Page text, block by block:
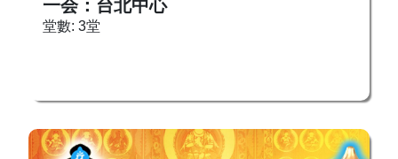
课，您将掌握： ✅观相念佛：将佛像“拍照”存入脑
佛相清明光亮，收心念佛，心中光化佛相。 ✅观
音念佛：念佛清脆，玉耳收音，震荡内光，调和内
在能量，增强生命光。 ✅实相念佛：汇聚五行之
一会：台北中心
堂數: 3堂